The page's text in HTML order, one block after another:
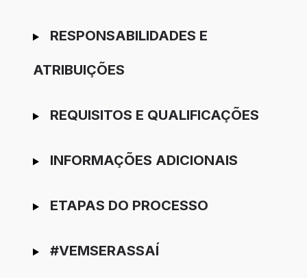
RESPONSABILIDADES E
ATRIBUIÇÕES
REQUISITOS E QUALIFICAÇÕES
INFORMAÇÕES ADICIONAIS
ETAPAS DO PROCESSO
#VEMSERASSAÍ